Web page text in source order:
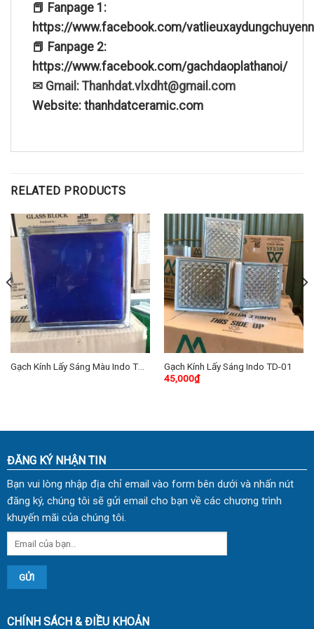
📕 Fanpage 1:
https://www.facebook.com/
📕 Fanpage 2:
https://www.facebook.com/gachdaoplathanoi/
✉ Gmail: Thanhdat.vlxdht@gmail.com
Website: thanhdatceramic.com
RELATED PRODUCTS
Gạch Kính Lấy Sáng Màu Indo TD-
Gạch Kính Lấy Sáng Indo TD-01
45,000₫
ĐĂNG KÝ NHẬN TIN
Bạn vui lòng nhập địa chỉ email vào form bên dưới và nhấn nút
đăng ký, chúng tôi sẽ gửi email cho bạn về các chương trình
khuyến mãi của chúng tôi.
CHÍNH SÁCH & ĐIỀU KHOẢN